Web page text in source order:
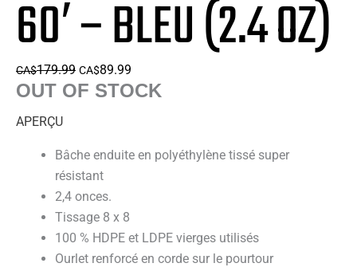
60′ – BLEU (2.4 OZ)
CA$179.99 Le
prix
CA$179.99.
CA$89.99
prix
CA$89.99.
OUT OF STOCK
APERÇU
Bâche enduite en polyéthylène tissé super
résistant
2,4 onces.
Tissage 8 x 8
100 % HDPE et LDPE vierges utilisés
Ourlet renforcé en corde sur le pourtour